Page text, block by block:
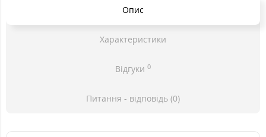
Опис
Характеристики
Відгуки 0
Питання - відповідь (0)